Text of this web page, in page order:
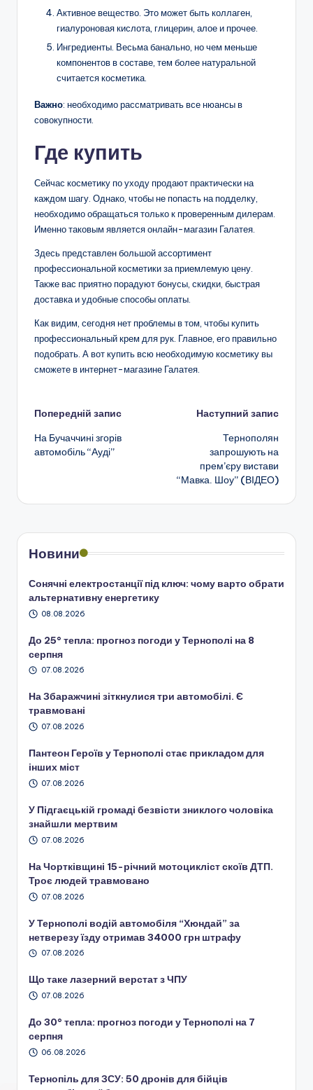
Активное вещество. Это может быть коллаген,
гиалуроновая кислота, глицерин, алое и прочее.
Ингредиенты. Весьма банально, но чем меньше
компонентов в составе, тем более натуральной
считается косметика.
Важно: необходимо рассматривать все нюансы в
совокупности.
Где купить
Сейчас косметику по уходу продают практически на
каждом шагу. Однако, чтобы не попасть на подделку,
необходимо обращаться только к проверенным дилерам.
Именно таковым является онлайн-магазин Галатея.
Здесь представлен большой ассортимент
профессиональной косметики за приемлемую цену.
Также вас приятно порадуют бонусы, скидки, быстрая
доставка и удобные способы оплаты.
Как видим, сегодня нет проблемы в том, чтобы купить
профессиональный крем для рук. Главное, его правильно
подобрать. А вот купить всю необходимую косметику вы
сможете в интернет-магазине Галатея.
Навігація
по
Попередній запис
На Бучаччині згорів
автомобіль “Ауді”
Наступний запис
Тернополян
запрошують на
прем’єру вистави
“Мавка. Шоу” (ВІДЕО)
Новини
Сонячні електростанції під ключ: чому варто обрати
альтернативну енергетику
08.08.2026
До 25° тепла: прогноз погоди у Тернополі на 8
серпня
07.08.2026
На Збаражчині зіткнулися три автомобілі. Є
травмовані
07.08.2026
Пантеон Героїв у Тернополі стає прикладом для
інших міст
07.08.2026
У Підгаєцькій громаді безвісти зниклого чоловіка
знайшли мертвим
07.08.2026
На Чортківщині 15-річний мотоцикліст скоїв ДТП.
Троє людей травмовано
07.08.2026
У Тернополі водій автомобіля “Хюндай” за
нетверезу їзду отримав 34000 грн штрафу
07.08.2026
Що таке лазерний верстат з ЧПУ
07.08.2026
До 30° тепла: прогноз погоди у Тернополі на 7
серпня
06.08.2026
Тернопіль для ЗСУ: 50 дронів для бійців